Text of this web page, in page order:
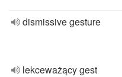
dismissive gesture
lekceważący gest